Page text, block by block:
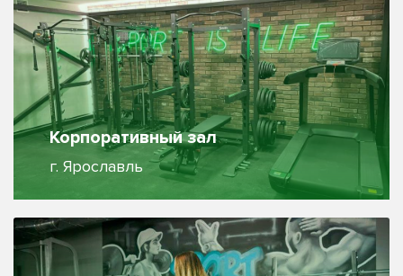
Корпоративный зал
г. Ярославль